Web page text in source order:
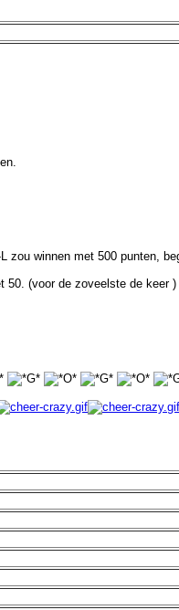
winnen met 500 punten,
50. (voor de zoveelste de keer )